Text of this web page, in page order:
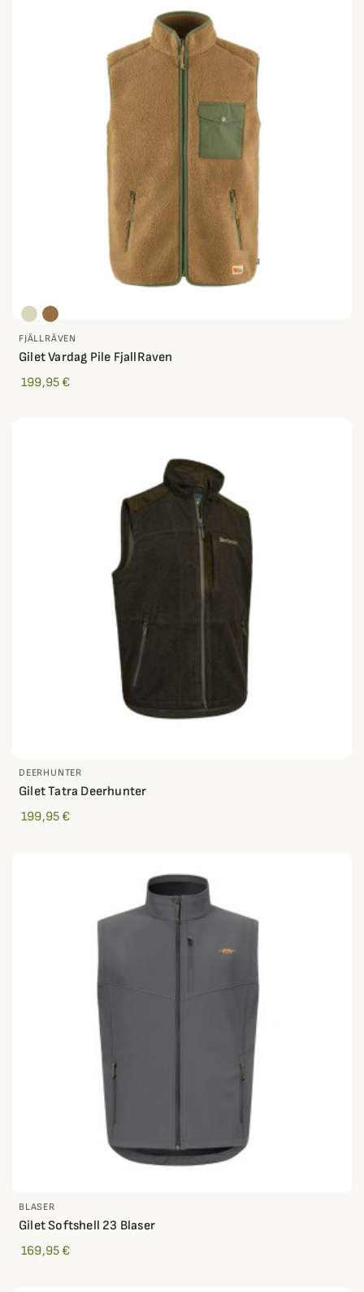
FJÄLLRÄVEN
Gilet Vardag Pile FjallRaven
199,95 €
DEERHUNTER
Gilet Tatra Deerhunter
199,95 €
BLASER
Gilet Softshell 23 Blaser
169,95 €